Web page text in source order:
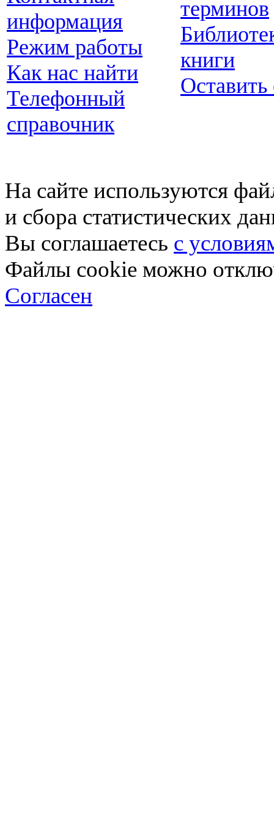
информация
Режим работы
Как нас найти
Телефонный
справочник
терминов
книги
Оставить
На сайте используются
и сбора статистических
Вы соглашаетесь с
Файлы cookie можно
Согласен